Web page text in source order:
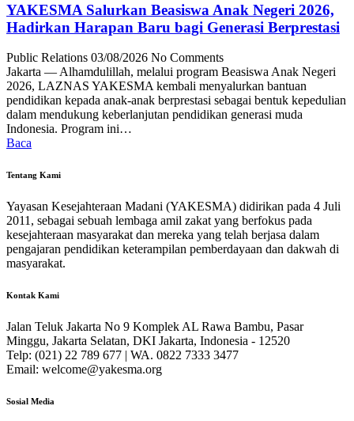
YAKESMA Salurkan Beasiswa Anak Negeri 2026,
Hadirkan Harapan Baru bagi Generasi Berprestasi
Public Relations 03/08/2026 No Comments
Jakarta — Alhamdulillah, melalui program Beasiswa Anak Negeri
2026, LAZNAS YAKESMA kembali menyalurkan bantuan
pendidikan kepada anak-anak berprestasi sebagai bentuk kepedulian
dalam mendukung keberlanjutan pendidikan generasi muda
Indonesia. Program ini…
Baca
Tentang Kami
Yayasan Kesejahteraan Madani (YAKESMA) didirikan pada 4 Juli
2011, sebagai sebuah lembaga amil zakat yang berfokus pada
kesejahteraan masyarakat dan mereka yang telah berjasa dalam
pengajaran pendidikan keterampilan pemberdayaan dan dakwah di
masyarakat.
Kontak Kami
Jalan Teluk Jakarta No 9 Komplek AL Rawa Bambu, Pasar
Minggu, Jakarta Selatan, DKI Jakarta, Indonesia - 12520
Telp: (021) 22 789 677 | WA. 0822 7333 3477
Email: welcome@yakesma.org
Sosial Media